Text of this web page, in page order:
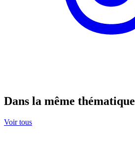
Dans la même thématique
Voir tous